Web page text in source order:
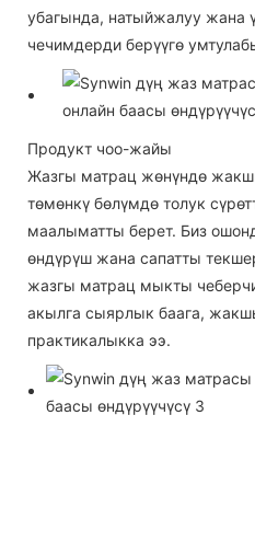
убагында, натыйжалуу жана
чечимдерди берүүгө
Продукт чоо-жайы
Жазгы матрац жөнүндө
төмөнкү бөлүмдө толук
маалыматты берет. Биз
өндүрүш жана сапатты
жазгы матрац мыкты
акылга сыярлык баага,
практикалыкка ээ.